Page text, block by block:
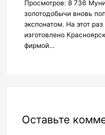
Просмотров: 8 736
золотодобычи вновь
экспонатом. На этот
изготовлено
фирмой…
Оставьте